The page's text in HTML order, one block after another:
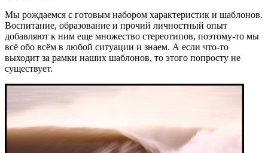
Мы рождаемся с готовым набором характеристик и шаблонов.
Воспитание, образование и прочий личностный опыт
добавляют к ним еще множество стереотипов, поэтому-то мы
всё обо всём в любой ситуации и знаем. А если что-то
выходит за рамки наших шаблонов, то этого попросту не
существует.